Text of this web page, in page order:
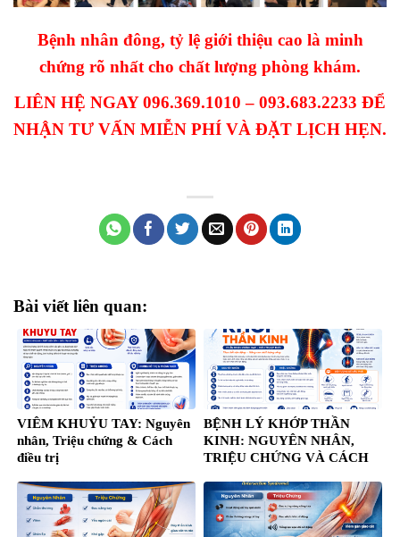
Bệnh nhân đông, tỷ lệ giới thiệu cao là minh
chứng rõ nhất cho chất lượng phòng khám.
LIÊN HỆ NGAY 096.369.1010 – 093.683.2233 ĐỂ
NHẬN TƯ VẤN MIỄN PHÍ VÀ ĐẶT LỊCH HẸN.
Bài viết liên quan:
VIÊM KHUỶU TAY: Nguyên
nhân, Triệu chứng & Cách
điều trị
BỆNH LÝ KHỚP THẦN
KINH: NGUYÊN NHÂN,
TRIỆU CHỨNG VÀ CÁCH